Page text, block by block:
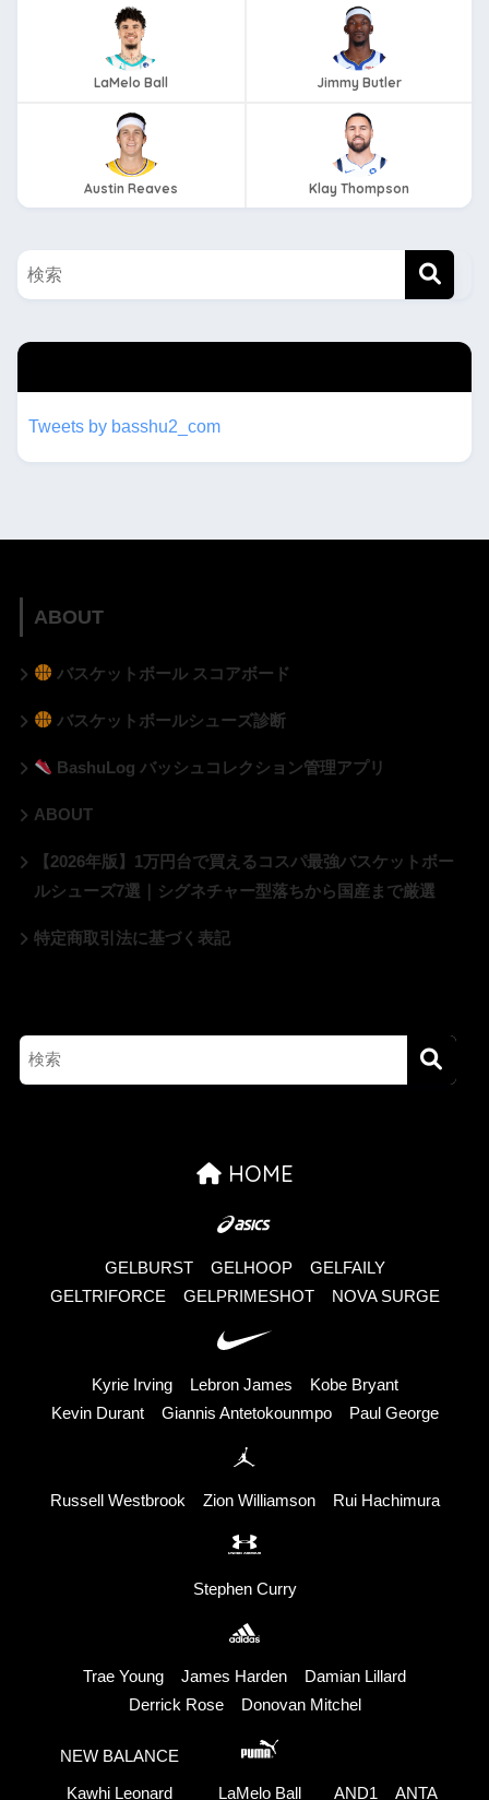
LaMelo Ball Jimmy Butler
Austin Reaves Klay Thompson
Tweets by basshu2_com
ABOUT
バスケットボール スコアボード
バスケットボールシューズ診断
BashuLog バッシュコレクション管理アプリ
ABOUT
【2026年版】1万円台で買えるコスパ最強バスケットボー
ルシューズ7選｜シグネチャー型落ちから国産まで厳選
特定商取引法に基づく表記
HOME
GELBURST GELHOOP
GELFAILY
GELTRIFORCE
GELPRIMESHOT NOVA SURGE
Kyrie Irving Lebron James
Kobe Bryant
Kevin Durant
Giannis Antetokounmpo Paul George
Russell Westbrook Zion Williamson Rui Hachimura
Stephen Curry
Trae Young James Harden
Damian Lillard
Derrick Rose
Donovan Mitchel
NEW BALANCE
Kawhi Leonard LaMelo Ball AND1 ANTA